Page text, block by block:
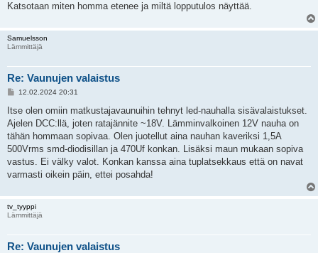
Katsotaan miten homma etenee ja miltä lopputulos näyttää.
Samuelsson
Lämmittäjä
Re: Vaunujen valaistus
V
e
t
i
12.02.2024 20:31
Itse olen omiin matkustajavaunuihin tehnyt led-nauhalla sisävalaistukset.
Ajelen DCC:llä, joten ratajännite ~18V. Lämminvalkoinen 12V nauha on
tähän hommaan sopivaa. Olen juotellut aina nauhan kaveriksi 1,5A
500Vrms smd-diodisillan ja 470Uf konkan. Lisäksi maun mukaan sopiva
vastus. Ei välky valot. Konkan kanssa aina tuplatsekkaus että on navat
varmasti oikein päin, ettei posahda!
tv_tyyppi
Lämmittäjä
Re: Vaunujen valaistus